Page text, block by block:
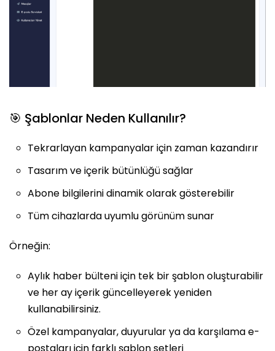
🎯 Şablonlar Neden Kullanılır?
Tekrarlayan kampanyalar için zaman kazandırır
Tasarım ve içerik bütünlüğü sağlar
Abone bilgilerini dinamik olarak gösterebilir
Tüm cihazlarda uyumlu görünüm sunar
Örneğin:
Aylık haber bülteni için tek bir şablon oluşturabilir
ve her ay içerik güncelleyerek yeniden
kullanabilirsiniz.
Özel kampanyalar, duyurular ya da karşılama e-
postaları için farklı şablon setleri